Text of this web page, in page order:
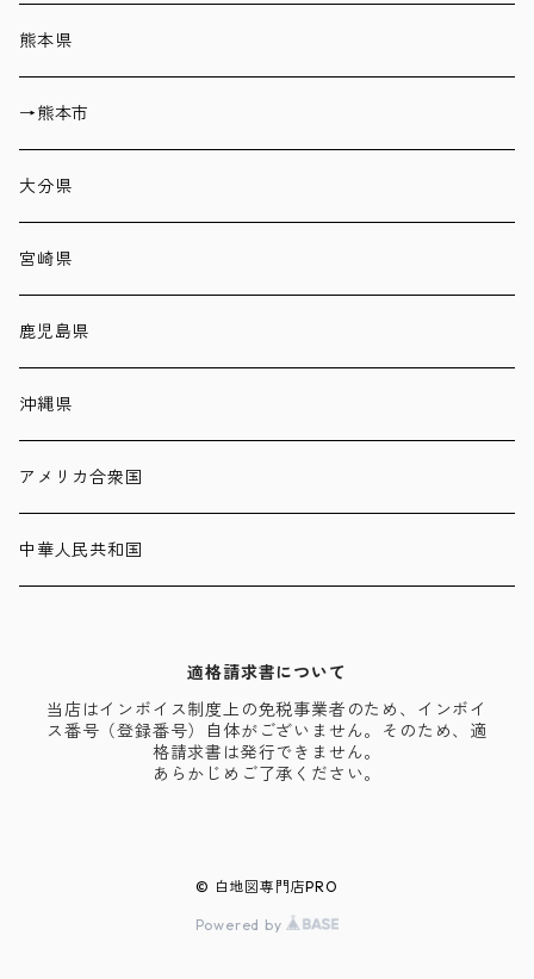
熊本県
→熊本市
大分県
宮崎県
鹿児島県
沖縄県
アメリカ合衆国
中華人民共和国
適格請求書について
当店はインボイス制度上の免税事業者のため、インボイ
ス番号（登録番号）自体がございません。そのため、適
格請求書は発行できません。
あらかじめご了承ください。
© 白地図専門店PRO
Powered by